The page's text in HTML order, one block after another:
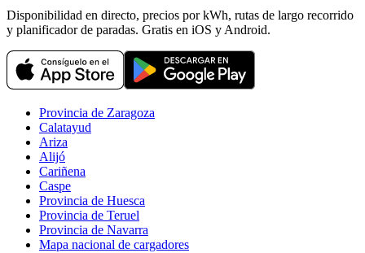
Disponibilidad en directo, precios por kWh, rutas de largo recorrido
y planificador de paradas. Gratis en iOS y Android.
Provincia de Zaragoza
Calatayud
Ariza
Alijó
Cariñena
Caspe
Provincia de Huesca
Provincia de Teruel
Provincia de Navarra
Mapa nacional de cargadores